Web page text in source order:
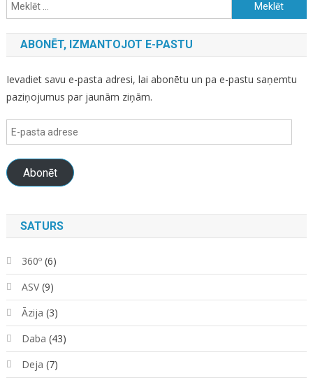
ABONĒT, IZMANTOJOT E-PASTU
Ievadiet savu e-pasta adresi, lai abonētu un pa e-pastu saņemtu
paziņojumus par jaunām ziņām.
E-
pasta
adrese
Abonēt
SATURS
360º(6)
ASV(9)
Āzija (3)
Daba (43)
Deja (7)